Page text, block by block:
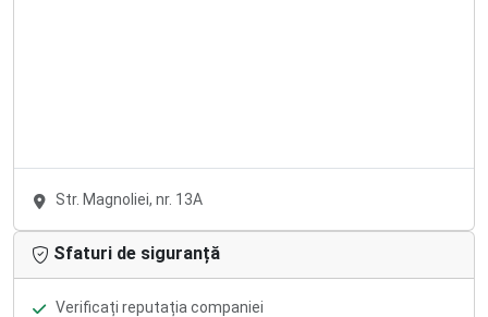
Str. Magnoliei, nr. 13A
Sfaturi de siguranță
Verificați reputația companiei